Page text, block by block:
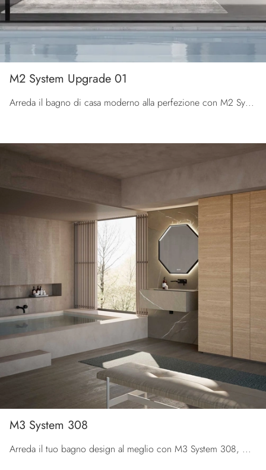
M2 System Upgrade 01
Arreda il bagno di casa moderno alla perfezione con M2 System Upgrade 01, mobili bagno sospesi e oggetti in laccato opaco di Baxar.
M3 System 308
Arreda il tuo bagno design al meglio con M3 System 308, mobili bagno sospesi e complementi in gres di Baxar.